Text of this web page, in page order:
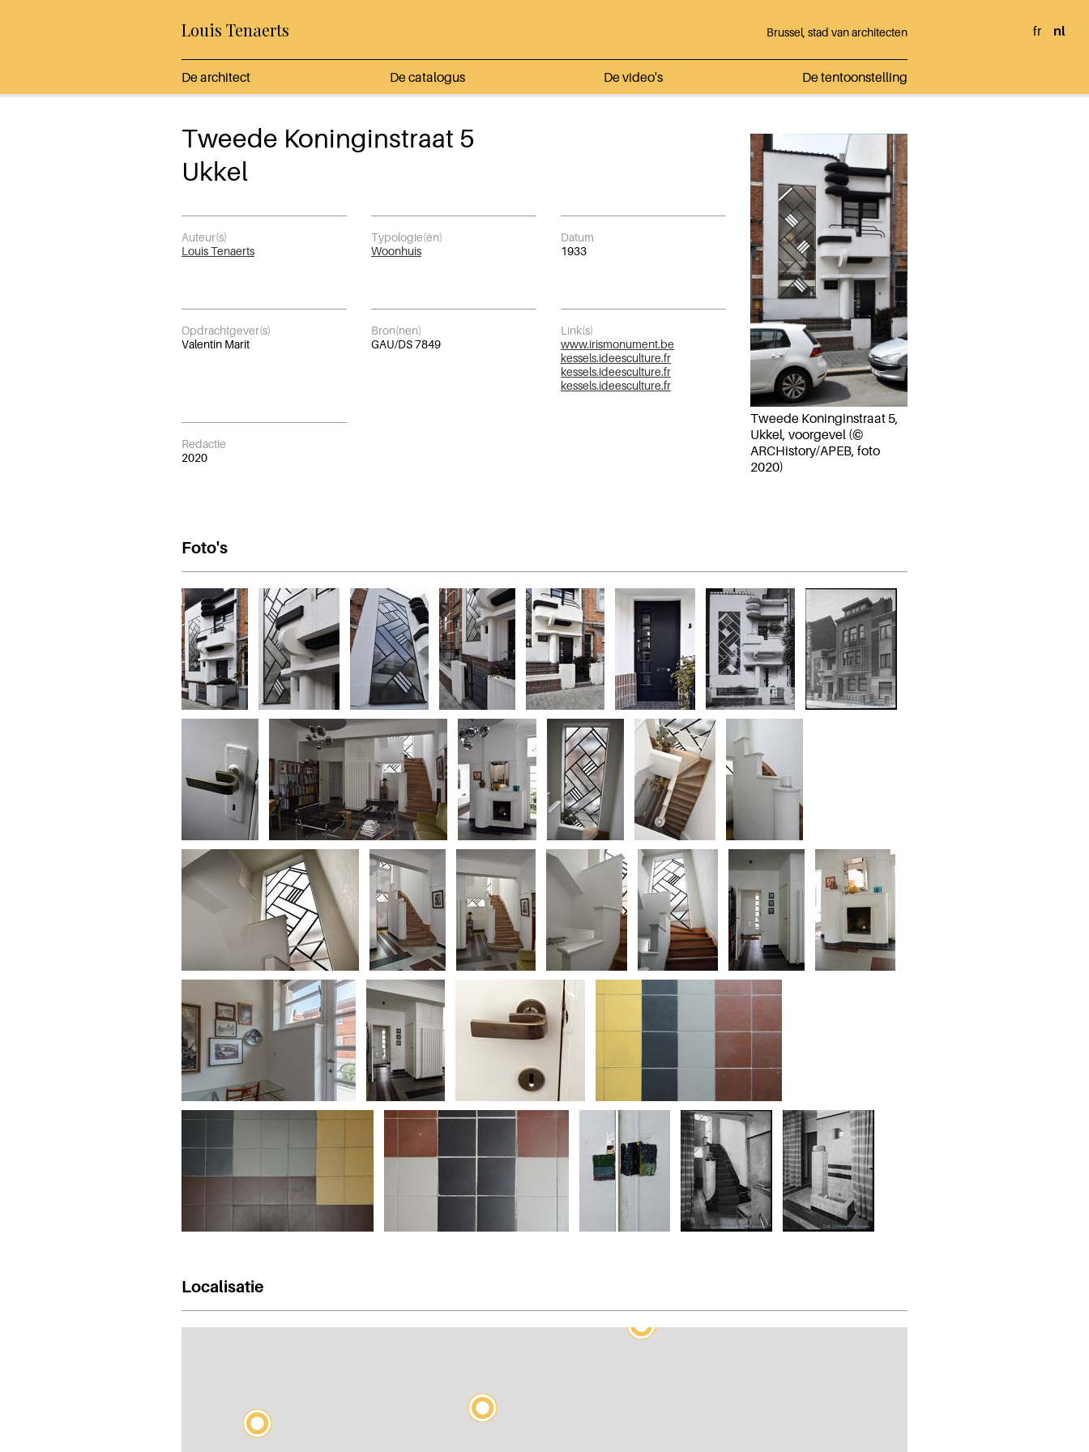
Louis Tenaerts Brussel, stad van architecten
De architect De catalogus De video's De tentoonstelling
fr nl
Tweede Koninginstraat 5
Ukkel
Auteur(s)
Louis Tenaerts
Typologie(ën)
Woonhuis
Datum
1933
Opdrachtgever(s)
Valentin Marit
Bron(nen)
GAU/DS 7849
Link(s)
www.irismonument.be
kessels.ideesculture.fr
kessels.ideesculture.fr
kessels.ideesculture.fr
Redactie
2020
Tweede Koninginstraat 5,
Ukkel, voorgevel (©
ARCHistory/APEB, foto
2020)
Foto's
Localisatie